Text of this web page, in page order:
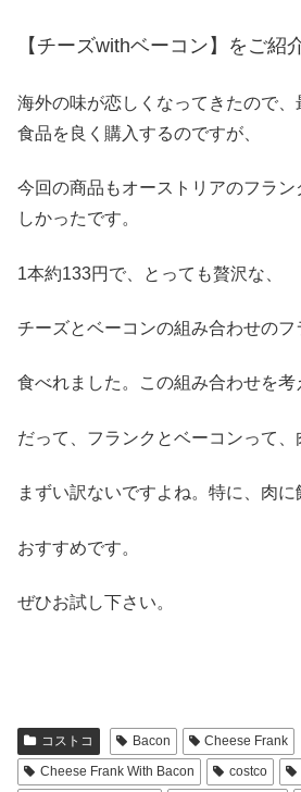
【チーズwithベーコン】をご紹
海外の味が恋しくなってきたので
食品を良く購入するのですが、
今回の商品もオーストリアのフラ
しかったです。
1本約133円で、とっても贅沢な、
チーズとベーコンの組み合わせの
食べれました。この組み合わせを考
だって、フランクとベーコンって、
まずい訳ないですよね。特に、肉に
おすすめです。
ぜひお試し下さい。
コストコ Bacon
Cheese Frank
Cheese Frank With Bacon
costco